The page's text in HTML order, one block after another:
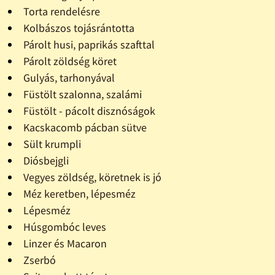
Torta rendelésre
Kolbászos tojásrántotta
Párolt husi, paprikás szafttal
Párolt zöldség köret
Gulyás, tarhonyával
Füstölt szalonna, szalámi
Füstölt - pácolt disznóságok
Kacskacomb pácban sütve
Sült krumpli
Diósbejgli
Vegyes zöldség, köretnek is jó
Méz keretben, lépesméz
Lépesméz
Húsgombóc leves
Linzer és Macaron
Zserbó